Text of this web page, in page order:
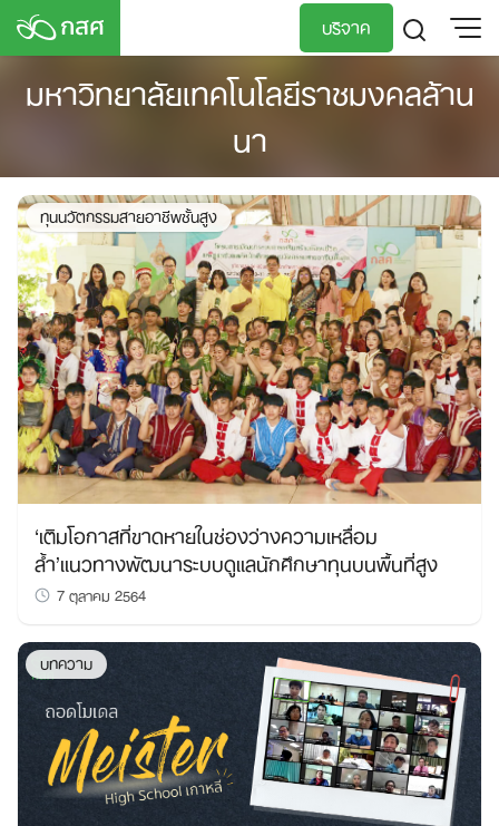
Skip
บริจาค
TH
EN
มหาวิทยาลัยเทคโนโลยีราชมงคลล้าน
นา
ทุนนวัตกรรมสายอาชีพชั้นสูง
‘เติมโอกาสที่ขาดหายในช่องว่างความเหลื่อม
ล้ำ’แนวทางพัฒนาระบบดูแลนักศึกษาทุนบนพื้นที่สูง
7 ตุลาคม 2564
บทความ